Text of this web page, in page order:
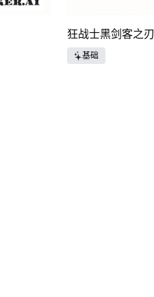
狂战士黑剑客之刃
基础